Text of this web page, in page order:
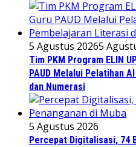
5 Agustus 20265
Tim PKM Program ELIN
PAUD Melalui Pelatihan
dan Numerasi
5 Agustus 2026
Percepat Digitalisasi, 74